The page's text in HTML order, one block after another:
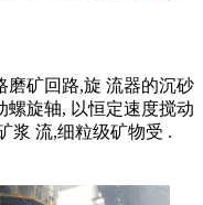
磨矿回路,旋 流器的沉砂
螺旋轴, 以恒定速度搅动
浆 流,细粒级矿物受 .